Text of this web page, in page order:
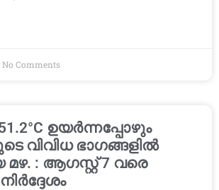
No Comments
ഉയർന്നപ്പോഴും
വിവിധ ഭാഗങ്ങളിൽ
: ആഗസ്റ്റ് 7 വരെ